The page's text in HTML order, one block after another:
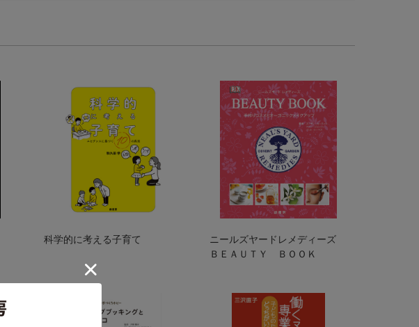
科学的に考える子育て
ニールズヤードレメディーズ
ＢＥＡＵＴＹ ＢＯＯＫ